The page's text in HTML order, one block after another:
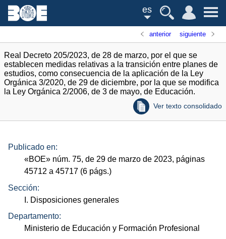
es
anterior siguiente
Real Decreto 205/2023, de 28 de marzo, por el que se
establecen medidas relativas a la transición entre planes de
estudios, como consecuencia de la aplicación de la Ley
Orgánica 3/2020, de 29 de diciembre, por la que se modifica
la Ley Orgánica 2/2006, de 3 de mayo, de Educación.
Ver texto consolidado
Publicado en:
«BOE» núm. 75, de 29 de marzo de 2023, páginas
45712 a 45717 (6 págs.)
Sección:
I. Disposiciones generales
Departamento:
Ministerio de Educación y Formación Profesional